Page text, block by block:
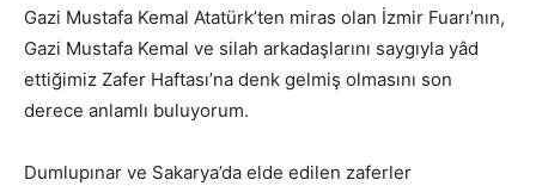
Gazi Mustafa Kemal Atatürk’ten miras olan İzmir Fuarı’nın,
Gazi Mustafa Kemal ve silah arkadaşlarını saygıyla yâd
ettiğimiz Zafer Haftası’na denk gelmiş olmasını son
derece anlamlı buluyorum.
Dumlupınar ve Sakarya’da elde edilen zaferler